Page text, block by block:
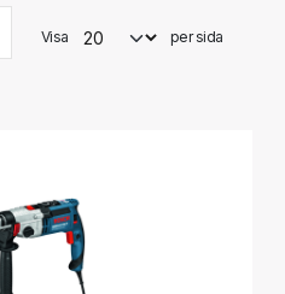
Visa per sida